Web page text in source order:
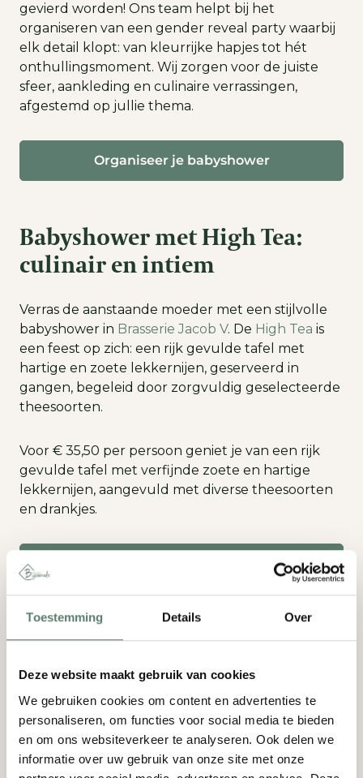
Toestemming Details Over
Deze website maakt gebruik van cookies
We gebruiken cookies om content en advertenties te
personaliseren, om functies voor social media te bieden
en om ons websiteverkeer te analyseren. Ook delen we
informatie over uw gebruik van onze site met onze
gevierd worden! Ons team helpt bij het
organiseren van een gender reveal party waarbij
elk detail klopt: van kleurrijke hapjes tot hét
onthullingsmoment. Wij zorgen voor de juiste
sfeer, aankleding en culinaire verrassingen,
afgestemd op jullie thema.
Organiseer je babyshower
Babyshower met High Tea:
culinair en intiem
Verras de aanstaande moeder met een stijlvolle
babyshower in Brasserie Jacob V. De High Tea is
een feest op zich: een rijk gevulde tafel met
hartige en zoete lekkernijen, geserveerd in
gangen, begeleid door zorgvuldig geselecteerde
theesoorten.
Voor € 35,50 per persoon geniet je van een rijk
gevulde tafel met verfijnde zoete en hartige
lekkernijen, aangevuld met diverse theesoorten
en drankjes.